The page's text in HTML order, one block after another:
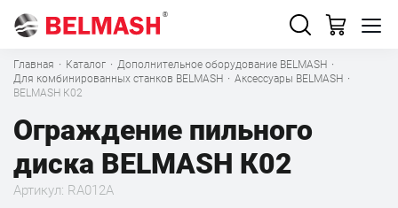
Главная · Каталог · Дополнительное оборудование BELMASH ·
Для комбинированных станков BELMASH · Аксессуары BELMASH ·
BELMASH К02
Ограждение пильного
диска BELMASH К02
Артикул: RA012A